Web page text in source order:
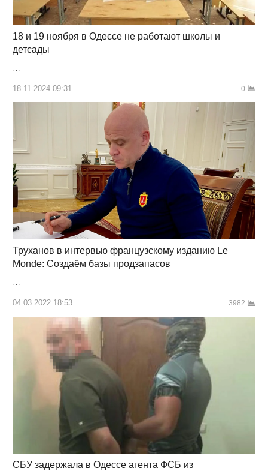
18 и 19 ноября в Одессе не работают школы и
детсады
18.11.2024 09:31 0
Труханов в интервью французскому изданию Le
Monde: Создаём базы продзапасов
04.03.2022 18:53 3982
СБУ задержала в Одессе агента ФСБ из